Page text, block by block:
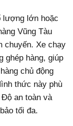
lượng lớn hoặc
Vũng Tàu
chuyến. Xe chạy
ghép hàng, giúp
chủ động
thức này phù
an toàn và
tối đa.